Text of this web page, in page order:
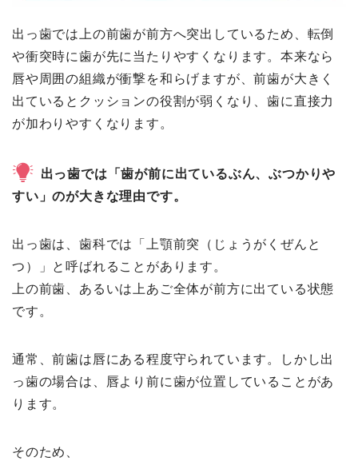
出っ歯では上の前歯が前方へ突出しているため、転倒
や衝突時に歯が先に当たりやすくなります。本来なら
唇や周囲の組織が衝撃を和らげますが、前歯が大きく
出ているとクッションの役割が弱くなり、歯に直接力
が加わりやすくなります。
出っ歯では「歯が前に出ているぶん、ぶつかりや
すい」のが大きな理由です。
出っ歯は、歯科では「上顎前突（じょうがくぜんと
つ）」と呼ばれることがあります。
上の前歯、あるいは上あご全体が前方に出ている状態
です。
通常、前歯は唇にある程度守られています。しかし出
っ歯の場合は、唇より前に歯が位置していることがあ
ります。
そのため、